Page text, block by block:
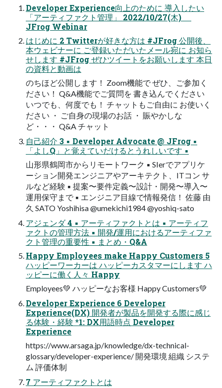
Developer Experience向上のために 導入したい
「アーティファクト管理」 2022/10/27(木)
JFrog Webinar
はじめに 2 Twitterが好きな方は #JFrog 公開後、
本ウェビナーに ご登録いただいたメール宛に お知ら
せします #JFrog ぜひツイートをお願いします 本日
の資料と動画は
のちほど公開します！ Zoom機能で ぜひ、ご参加く
ださい！ Q&A機能でご質問を 書き込んでください
いつでも、何度でも！ チャットもご自由に お使いく
ださい ・ ご自身の現場のお話 ・ 賑やかしな
ど・・・ Q&A チャット
自己紹介 3 ▪ Developer Advocate @ JFrog ▪
「よしQ」と覚えていだけるとうれしいです ▪
山形県鶴岡市からリモートワーク ▪ SIerでアプリケ
ーション開発エンジニアやアーキテクト、ITコン サ
ルなど経験 ▪ 提案〜要件定義〜設計・開発〜導入〜
運用保守まで ▪ エンジニア目線で情報発信！ 佐藤 由
久 SATO Yoshihisa @umekichi1984 @yoshiq-sato
アジェンダ 4 ▪ アーティファクトとは ▪ アーティフ
ァクトの管理方法 ▪ 開発/運用におけるアーティファ
クト管理の重要性 ▪ まとめ・Q&A
Happy Employees make Happy Customers 5
ハッピーワーカーは ハッピーカスタマーにします ハ
ッピーに働く人々 Happy
Employees💚 ハッピーなお客様 Happy Customers💚
Developer Experience 6 Developer
Experience(DX) 開発者が製品を開発する際に感じ
る体験・経験 *1: DX用語時点 Developer
Experience
https://www.arsaga.jp/knowledge/dx-technical-
glossary/developer-experience/ 開発環境 組織 システ
ム 評価体制
7 アーティファクトとは